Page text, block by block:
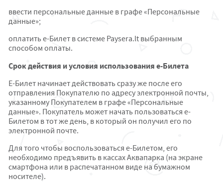
ввести персональные данные в графе «Персональные
данные»;
оплатить e-Билет в системе Paysera.lt выбранным
способом оплаты.
Срок действия и условия использования е-Билета
E-Билет начинает действовать сразу же после его
отправления Покупателю по адресу электронной почты,
указанному Покупателем в графе «Персональные
данные». Покупатель может начать пользоваться e-
Билетом в тот же день, в который он получил его по
электронной почте.
Для того чтобы воспользоваться e-Билетом, его
необходимо предъявить в кассах Аквапарка (на экране
смартфона или в распечатанном виде на бумажном
носителе).